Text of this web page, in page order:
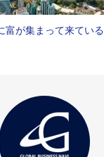
富が集まって来ている